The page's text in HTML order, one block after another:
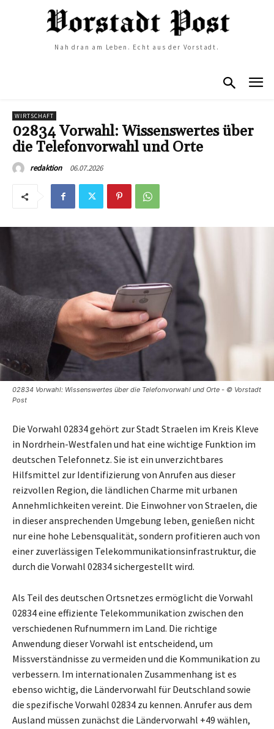
Nah dran am Leben. Echt aus der Vorstadt.
WIRTSCHAFT
02834 Vorwahl: Wissenswertes über
die Telefonvorwahl und Orte
redaktion 06.07.2026
02834 Vorwahl: Wissenswertes über die Telefonvorwahl und Orte - © Vorstadt
Post
Die Vorwahl 02834 gehört zur Stadt Straelen im Kreis Kleve
in Nordrhein-Westfalen und hat eine wichtige Funktion im
deutschen Telefonnetz. Sie ist ein unverzichtbares
Hilfsmittel zur Identifizierung von Anrufen aus dieser
reizvollen Region, die ländlichen Charme mit urbanen
Annehmlichkeiten vereint. Die Einwohner von Straelen, die
in dieser ansprechenden Umgebung leben, genießen nicht
nur eine hohe Lebensqualität, sondern profitieren auch von
einer zuverlässigen Telekommunikationsinfrastruktur, die
durch die Vorwahl 02834 sichergestellt wird.
Als Teil des deutschen Ortsnetzes ermöglicht die Vorwahl
02834 eine effiziente Telekommunikation zwischen den
verschiedenen Rufnummern im Land. Die richtige
Anwendung dieser Vorwahl ist entscheidend, um
Missverständnisse zu vermeiden und die Kommunikation zu
verbessern. Im internationalen Zusammenhang ist es
ebenso wichtig, die Ländervorwahl für Deutschland sowie
die spezifische Vorwahl 02834 zu kennen. Anrufer aus dem
Ausland müssen zunächst die Ländervorwahl +49 wählen,